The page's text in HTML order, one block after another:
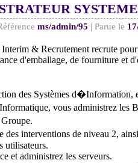
ms/admin/95 | Parue le
& Recrutement recrute
d'emballage, de fourniture et
des Systèmes d�Information,
vous administrez les
des interventions de niveau 2,
utilisateurs.
et administrez les serveurs.